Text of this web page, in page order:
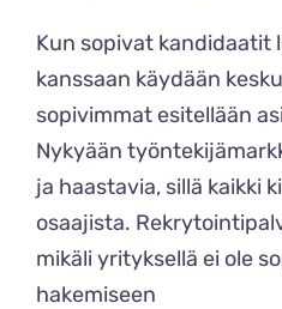
Kun sopivat kandidaatit
kanssaan käydään
sopivimmat esitellään
Nykyään
ja haastavia, sillä kaikki
osaajista.
mikäli yrityksellä ei ole
hakemiseen